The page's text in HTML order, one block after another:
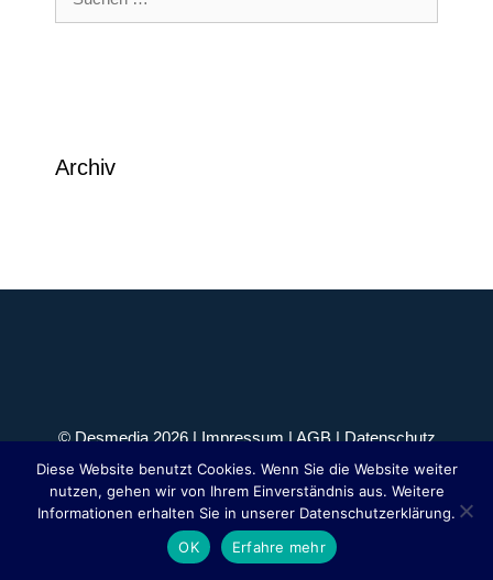
nach:
Archiv
© Desmedia 2026 |Impressum|AGB|Datenschutz
Diese Website benutzt Cookies. Wenn Sie die Website weiter
nutzen, gehen wir von Ihrem Einverständnis aus. Weitere
Informationen erhalten Sie in unserer Datenschutzerklärung.
OK
Erfahre mehr